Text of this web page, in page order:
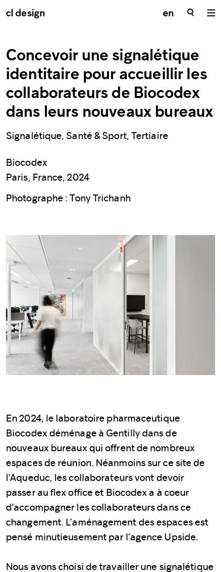
cl design en
Concevoir une signalétique
identitaire pour accueillir les
collaborateurs de Biocodex
dans leurs nouveaux bureaux
Signalétique, Santé & Sport, Tertiaire
Biocodex
Paris, France, 2024
Photographe : Tony Trichanh
En 2024, le laboratoire pharmaceutique
Biocodex déménage à Gentilly dans de
nouveaux bureaux qui offrent de nombreux
espaces de réunion. Néanmoins sur ce site de
l’Aqueduc, les collaborateurs vont devoir
passer au flex office et Biocodex a à coeur
d’accompagner les collaborateurs dans ce
changement. L’aménagement des espaces est
pensé minutieusement par l’agence Upside.
Nous avons choisi de travailler une signalétique